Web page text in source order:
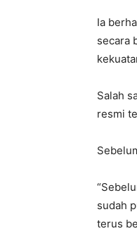
Ia
secara
Salah
resmi
sudah
terus